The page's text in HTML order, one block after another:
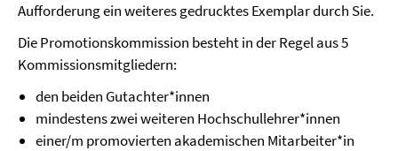
Aufforderung ein weiteres gedrucktes Exemplar durch Sie.
Die Promotionskommission besteht in der Regel aus 5
Kommissionsmitgliedern:
den beiden Gutachter*innen
mindestens zwei weiteren Hochschullehrer*innen
einer/m promovierten akademischen Mitarbeiter*in